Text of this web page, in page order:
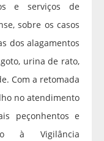
e serviços de
sobre os casos
dos alagamentos
urina de rato,
Com a retomada
no atendimento
peçonhentos e
à Vigilância